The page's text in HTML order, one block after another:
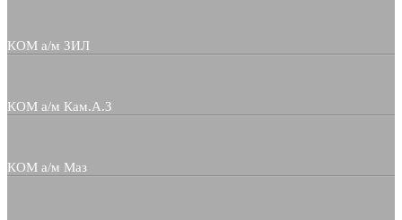
КОМ а/м ЗИЛ
КОМ а/м Кам.А.З
КОМ а/м Маз